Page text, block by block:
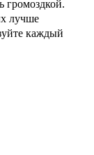
громоздкой.
лучше
каждый